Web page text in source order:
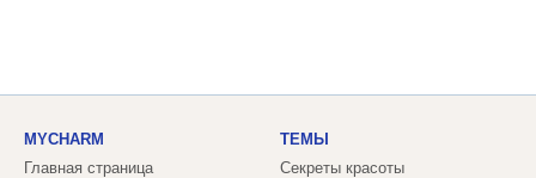
MYCHARM
Главная страница
ТЕМЫ
Секреты красоты